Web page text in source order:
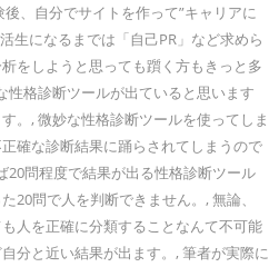
、自分でサイトを作って”キャリアに
生になるまでは「自己PR」など求めら
をしようと思っても躓く方もきっと多
性格診断ツールが出ていると思います
。, 微妙な性格診断ツールを使ってしま
確な診断結果に踊らされてしまうので
20問程度で結果が出る性格診断ツール
20問で人を判断できません。, 無論、
人を正確に分類することなんて不可能
分と近い結果が出ます。, 筆者が実際に